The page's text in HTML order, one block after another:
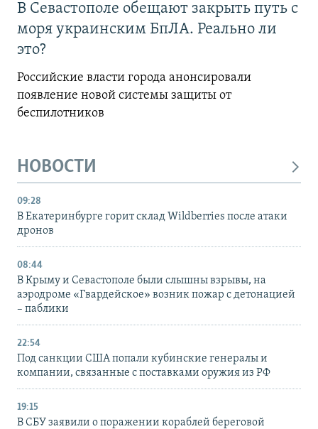
В Севастополе обещают закрыть путь с
моря украинским БпЛА. Реально ли
это?
Российские власти города анонсировали
появление новой системы защиты от
беспилотников
НОВОСТИ
09:28
В Екатеринбурге горит склад Wildberries после атаки
дронов
08:44
В Крыму и Севастополе были слышны взрывы, на
аэродроме «Гвардейское» возник пожар с детонацией
– паблики
22:54
Под санкции США попали кубинские генералы и
компании, связанные с поставками оружия из РФ
19:15
В СБУ заявили о поражении кораблей береговой